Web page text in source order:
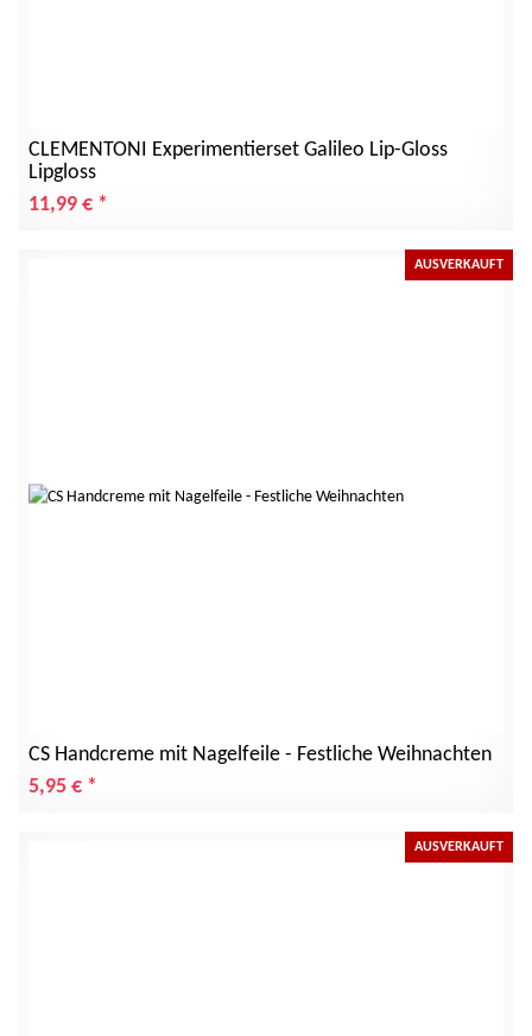
CLEMENTONI Experimentierset Galileo Lip-Gloss
Lipgloss
11,99 € *
AUSVERKAUFT
CS Handcreme mit Nagelfeile - Festliche Weihnachten
5,95 € *
AUSVERKAUFT